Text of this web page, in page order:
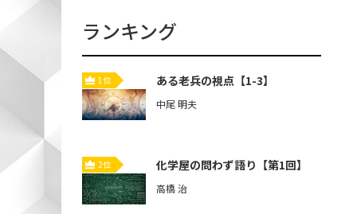
ランキング
1位 ある老兵の視点【1-3】
中尾 明夫
2位 化学屋の問わず語り【第1回】
高橋 治